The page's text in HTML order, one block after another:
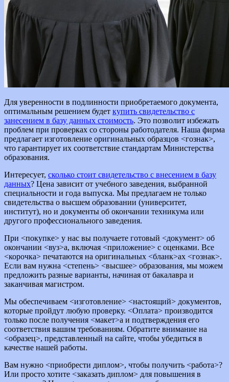
Для уверенности в подлинности приобретаемого документа,
оптимальным решением будет купить свидетельство с
занесением в базу данных стоимость. Это позволит избежать
проблем при проверках со стороны работодателя. Наша фирма
предлагает изготовление оригинальных образцов <гознак>,
что гарантирует их соответствие стандартам Министерства
образования.
Интересует, сколько стоит свидетельство с внесением в базу
данных? Цена зависит от учебного заведения, выбранной
специальности и года выпуска. Мы предлагаем не только
свидетельства о высшем образовании (университет,
институт), но и документы об окончании техникума или
другого профессионального заведения.
При <покупке> у нас вы получаете готовый <документ> об
окончании <вуз>а, включая <приложение> с оценками. Все
<корочка> печатаются на оригинальных <бланк>ах <гознак>.
Если вам нужна <степень> <высшее> образования, мы можем
предложить разные варианты, начиная от бакалавра и
заканчивая магистром.
Мы обеспечиваем <изготовление> <настоящий> документов,
которые пройдут любую проверку. <Оплата> производится
только после получения <макет>а и подтверждения его
соответствия вашим требованиям. Обратите внимание на
<образец>, представленный на сайте, чтобы убедиться в
качестве нашей работы.
Вам нужно <приобрести диплом>, чтобы получить <работа>?
Или просто хотите <заказать диплом> для повышения в